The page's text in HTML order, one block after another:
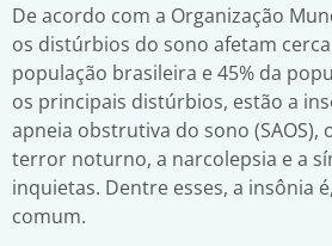
De acordo com a Organização
os distúrbios do sono afetam cerca
população brasileira e 45% da
os principais distúrbios, estão a
apneia obstrutiva do sono (SAOS),
terror noturno, a narcolepsia e a
inquietas. Dentre esses, a insônia
comum.